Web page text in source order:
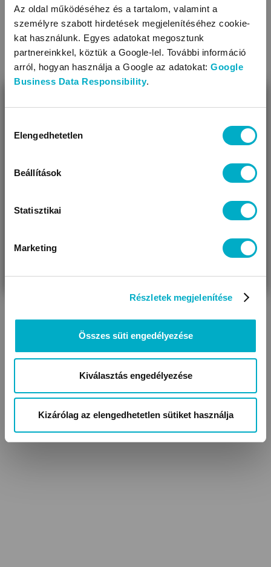
Az oldal működéséhez és a tartalom, valamint a
személyre szabott hirdetések megjelenítéséhez cookie-
kat használunk. Egyes adatokat megosztunk
partnereinkkel, köztük a Google-lel. További információ
arról, hogyan használja a Google az adatokat: Google
Business Data Responsibility.
kiválasztása
Elengedhetetlen
Beállítások
Statisztikai
Marketing
Részletek megjelenítése
Összes süti engedélyezése
Kiválasztás engedélyezése
Kizárólag az elengedhetetlen sütiket használja
maximális mérete azonban légitársaságonként változhat.
Tulajdonságok
A babakocsi fő tulajdonságai
Hordozó: hordozó csatlakoztatható
Újszülöttkortól, külön hordozóval
Hordozó csatlakoztatható hozzá (Így a babakocsi Travel
Systemként használható)
Kupolás teteje óvja a kedvezőtlen időjárástól a gyermeket
Kerekek száma: 4
Mérete összecsukva HxSzxM (cm): 56,5x50,5x33,5
Súlya az ülőrésszel együtt (kg): 8
A váz anyaga: alumínium
Belső biztonsági öve: 5 pontos, mágneses rögzítésű csat
A huzat tisztítása: közvetlen tisztítással
Adapterrel csatlakoztatható hordozók: Abc Design Tulip
Ülőrész terhelhetősége (max. kg): 22
Egy kézzel összecsukható
Alsó kosár terhelhetősége (max. kg): 5
Úgy látjuk, most jársz nálunk először!
VÁRANDÓS
AJÁNDÉKOT